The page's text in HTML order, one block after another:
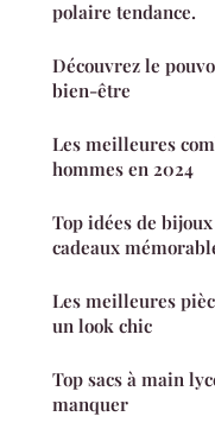
polaire tendance.
Découvrez le
bien-être
Les meilleures
hommes en 2024
Top idées de
cadeaux
Les meilleures
un look chic
Top sacs à main
manquer